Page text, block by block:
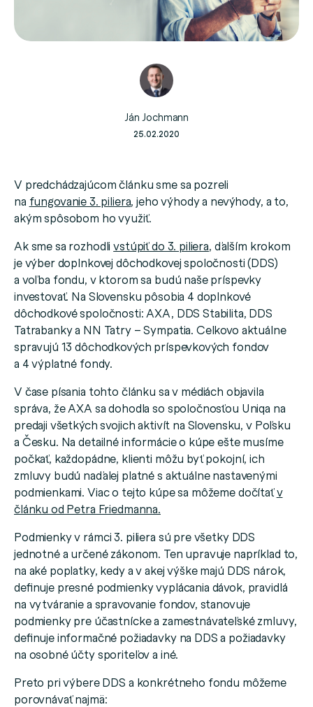
Ján Jochmann
25.02.2020
V predchádzajúcom článku sme sa pozreli
na fungovanie 3. piliera, jeho výhody a nevýhody, a to,
akým spôsobom ho využiť.
Ak sme sa rozhodlivstúpiť do 3. piliera, ďalším krokom
je výber doplnkovej dôchodkovej spoločnosti (DDS)
a voľba fondu, v ktorom sa budú naše príspevky
investovať. Na Slovensku pôsobia 4 doplnkové
dôchodkové spoločnosti: AXA, DDS Stabilita, DDS
Tatrabanky a NN Tatry – Sympatia. Celkovo aktuálne
spravujú 13 dôchodkových príspevkových fondov
a 4 výplatné fondy.
V čase písania tohto článku sa v médiách objavila
správa, že AXA sa dohodla so spoločnosťou Uniqa na
predaji všetkých svojich aktivít na Slovensku, v Poľsku
a Česku. Na detailné informácie o kúpe ešte musíme
počkať, každopádne, klienti môžu byť pokojní, ich
zmluvy budú naďalej platné s aktuálne nastavenými
podmienkami. Viac o tejto kúpe sa môžeme dočítaťv
článku od Petra Friedmanna.
Podmienky v rámci 3. piliera sú pre všetky DDS
jednotné a určené zákonom. Ten upravuje napríklad to,
na aké poplatky, kedy a v akej výške majú DDS nárok,
definuje presné podmienky vyplácania dávok, pravidlá
na vytváranie a spravovanie fondov, stanovuje
podmienky pre účastnícke a zamestnávateľské zmluvy,
definuje informačné požiadavky na DDS a požiadavky
na osobné účty sporiteľov a iné.
Preto pri výbere DDS a konkrétneho fondu môžeme
porovnávať najmä: